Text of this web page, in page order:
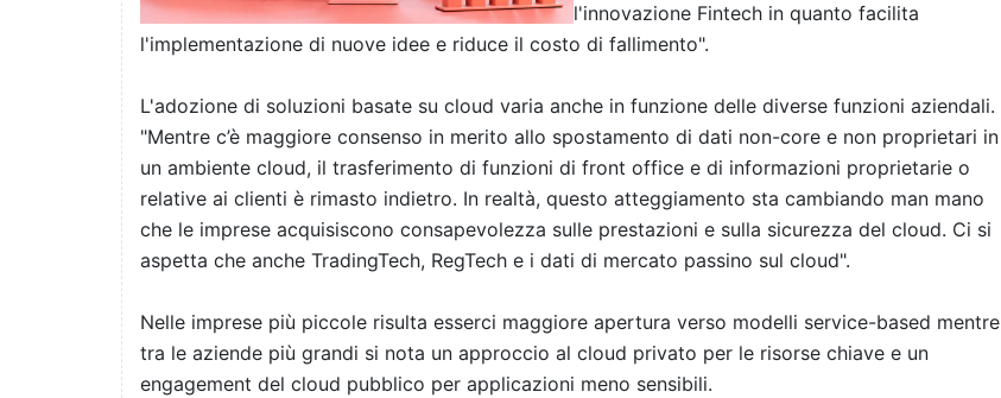
l'innovazione Fintech in quanto facilita
l'implementazione di nuove idee e riduce il costo di fallimento".
L'adozione di soluzioni basate su cloud varia anche in funzione delle diverse funzioni aziendali.
"Mentre c’è maggiore consenso in merito allo spostamento di dati non-core e non proprietari in
un ambiente cloud, il trasferimento di funzioni di front office e di informazioni proprietarie o
relative ai clienti è rimasto indietro. In realtà, questo atteggiamento sta cambiando man mano
che le imprese acquisiscono consapevolezza sulle prestazioni e sulla sicurezza del cloud. Ci si
aspetta che anche TradingTech, RegTech e i dati di mercato passino sul cloud".
Nelle imprese più piccole risulta esserci maggiore apertura verso modelli service-based mentre
tra le aziende più grandi si nota un approccio al cloud privato per le risorse chiave e un
engagement del cloud pubblico per applicazioni meno sensibili.